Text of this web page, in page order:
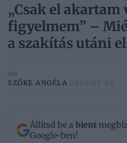
„Csak el akartam
figyelmem” –
a szakítás utáni
Írta
SZŐKE ANGÉLA 2026.05.04.
Állítsd be a bient
Google-ben!